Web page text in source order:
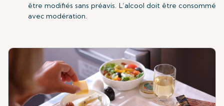
être modifiés sans préavis. L’alcool doit être consommé
avec modération.